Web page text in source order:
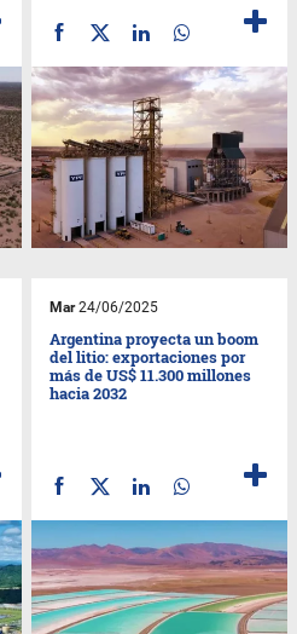
Mar24/06/2025
Argentina proyecta un boom
del litio: exportaciones por
más de US$ 11.300 millones
hacia 2032